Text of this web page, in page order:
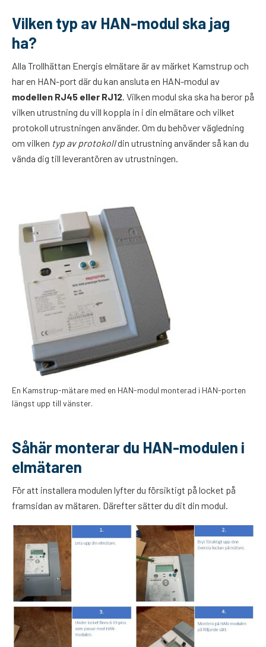
Vilken typ av HAN-modul ska jag
ha?
Alla Trollhättan Energis elmätare är av märket Kamstrup och
har en HAN-port där du kan ansluta en HAN-modul av
modellen RJ45 eller RJ12 . Vilken modul ska ska ha beror på
vilken utrustning du vill koppla in i din elmätare och vilket
protokoll utrustningen använder. Om du behöver vägledning
om vilken typ av protokolldin utrustning använder så kan du
vända dig till leverantören av utrustningen.
En Kamstrup-mätare med en HAN-modul monterad i HAN-porten
längst upp till vänster.
Såhär monterar du HAN-modulen i
elmätaren
För att installera modulen lyfter du försiktigt på locket på
framsidan av mätaren. Därefter sätter du dit din modul.